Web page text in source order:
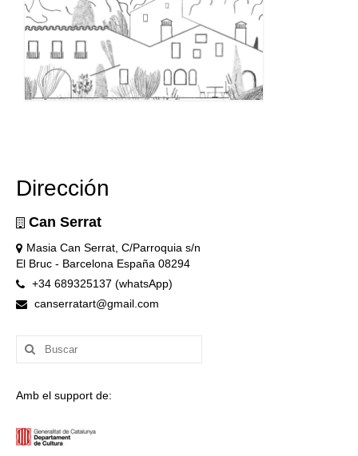
Dirección
Can Serrat
Masia Can Serrat, C/Parroquia s/n
El Bruc - Barcelona España 08294
+34 689325137 (whatsApp)
canserratart@gmail.com
Buscar
por:
Amb el support de: